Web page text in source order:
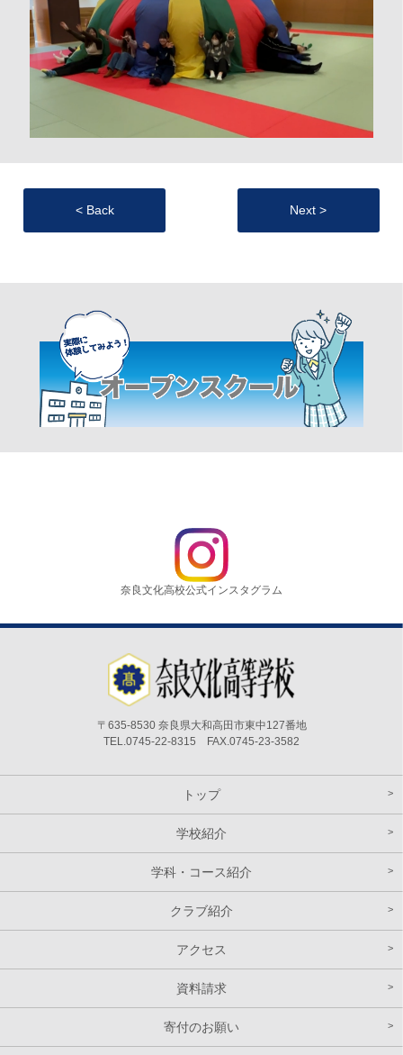
< Back Next >
奈良文化高校公式インスタグラム
〒635-8530 奈良県大和高田市東中127番地
TEL.0745-22-8315 FAX.0745-23-3582
トップ
学校紹介
学科・コース紹介
クラブ紹介
アクセス
資料請求
寄付のお願い